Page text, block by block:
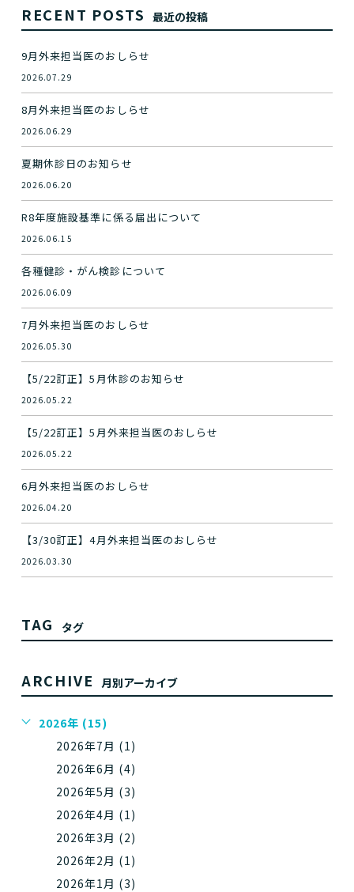
RECENT POSTS 最近の投稿
9月外来担当医のおしらせ
2026.07.29
8月外来担当医のおしらせ
2026.06.29
夏期休診日のお知らせ
2026.06.20
R8年度施設基準に係る届出について
2026.06.15
各種健診・がん検診について
2026.06.09
7月外来担当医のおしらせ
2026.05.30
【5/22訂正】5月休診のお知らせ
2026.05.22
【5/22訂正】5月外来担当医のおしらせ
2026.05.22
6月外来担当医のおしらせ
2026.04.20
【3/30訂正】4月外来担当医のおしらせ
2026.03.30
TAG タグ
ARCHIVE 月別アーカイブ
2026年 (15)
2026年7月 (1)
2026年6月 (4)
2026年5月 (3)
2026年4月 (1)
2026年3月 (2)
2026年2月 (1)
2026年1月 (3)